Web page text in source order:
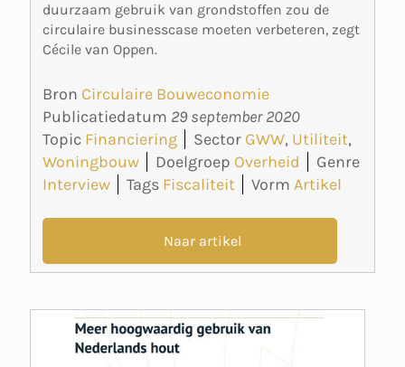
duurzaam gebruik van grondstoffen zou de
circulaire businesscase moeten verbeteren, zegt
Cécile van Oppen.
Bron Circulaire Bouweconomie
Publicatiedatum 29 september 2020
Topic Financiering Sector GWW, Utiliteit,
Woningbouw
Doelgroep Overheid
Genre
Interview
Tags Fiscaliteit Vorm Artikel
Naar artikel